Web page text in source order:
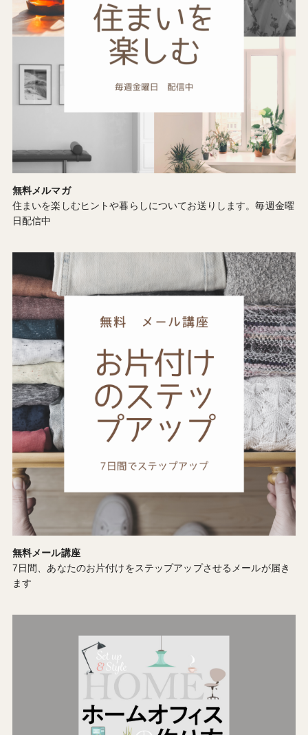
無料メルマガ
住まいを楽しむヒントや暮らしについてお送りします。毎週金曜
日配信中
無料メール講座
7日間、あなたのお片付けをステップアップさせるメールが届き
ます